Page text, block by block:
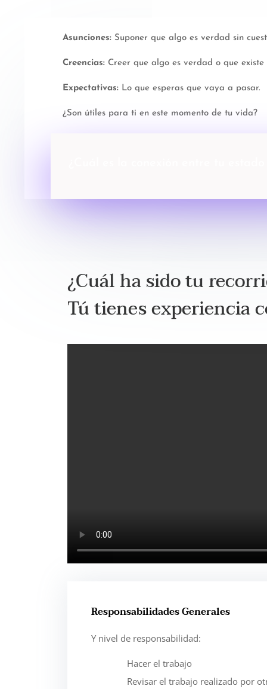
Asunciones:Suponer que algo es verdad sin
Creencias: Creer que algo es verdad o que
Expectativas: Lo que esperas que vaya a pasar.
¿Son útiles para ti en este momento de tu vida?
¿Cuál ha sido tu
Tú tienes experiencia
Responsabilidades Generales
Y nivel de responsabilidad:
Hacer el trabajo
Revisar el trabajo realizado por